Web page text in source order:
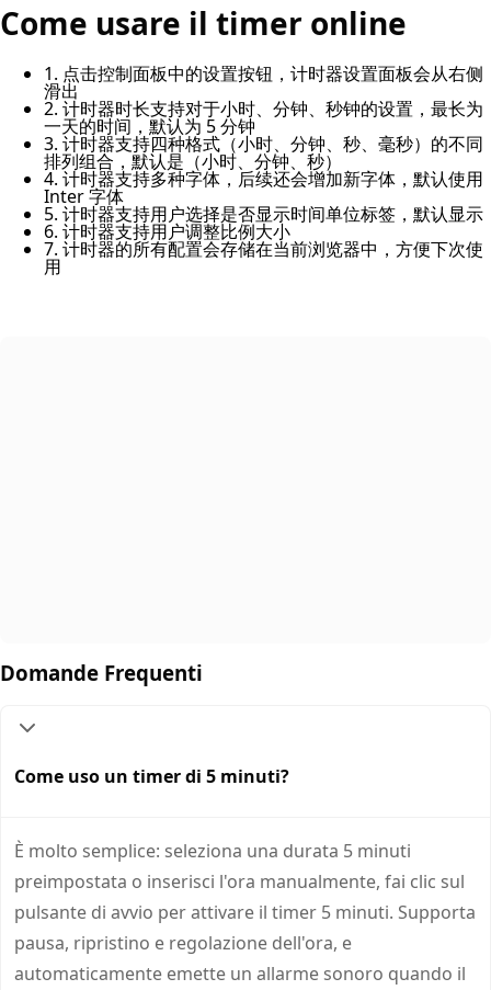
Come usare il timer online
1. 点击控制面板中的设置按钮，计时器设置面板会从右侧
滑出
2. 计时器时长支持对于小时、分钟、秒钟的设置，最长为
一天的时间，默认为 5 分钟
3. 计时器支持四种格式（小时、分钟、秒、毫秒）的不同
排列组合，默认是（小时、分钟、秒）
4. 计时器支持多种字体，后续还会增加新字体，默认使用
Inter 字体
5. 计时器支持用户选择是否显示时间单位标签，默认显示
6. 计时器支持用户调整比例大小
7. 计时器的所有配置会存储在当前浏览器中，方便下次使
用
Domande Frequenti
Come uso un timer di 5 minuti?
È molto semplice: seleziona una durata 5 minuti
preimpostata o inserisci l'ora manualmente, fai clic sul
pulsante di avvio per attivare il timer 5 minuti. Supporta
pausa, ripristino e regolazione dell'ora, e
automaticamente emette un allarme sonoro quando il